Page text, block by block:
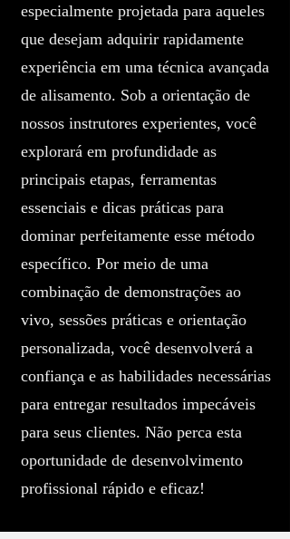
especialmente projetada para aqueles
que desejam adquirir rapidamente
experiência em uma técnica avançada
de alisamento. Sob a orientação de
nossos instrutores experientes, você
explorará em profundidade as
principais etapas, ferramentas
essenciais e dicas práticas para
dominar perfeitamente esse método
específico. Por meio de uma
combinação de demonstrações ao
vivo, sessões práticas e orientação
personalizada, você desenvolverá a
confiança e as habilidades necessárias
para entregar resultados impecáveis
para seus clientes. Não perca esta
oportunidade de desenvolvimento
profissional rápido e eficaz!